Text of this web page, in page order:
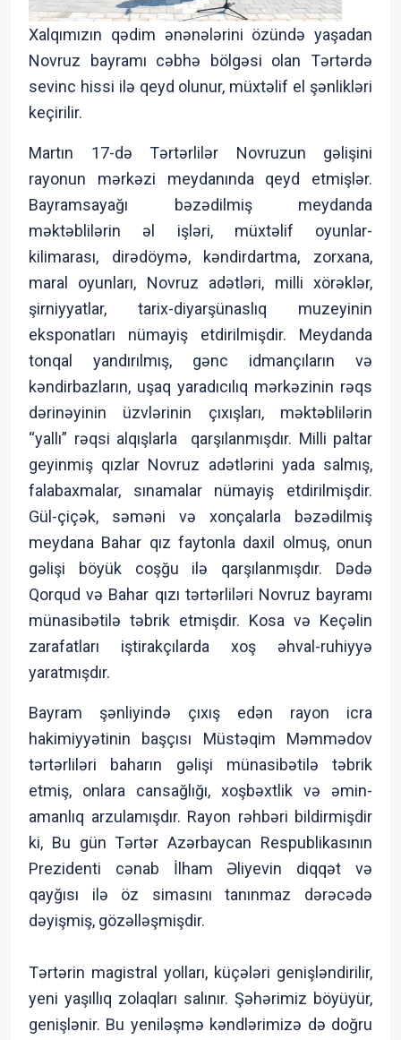
Xalqımızın qədim ənənələrini özündə yaşadan
Novruz bayramı cəbhə bölgəsi olan Tərtərdə
sevinc hissi ilə qeyd olunur, müxtəlif el şənlikləri
keçirilir.
Martın 17-də Tərtərlilər Novruzun gəlişini
rayonun mərkəzi meydanında qeyd etmişlər.
Bayramsayağı bəzədilmiş meydanda
məktəblilərin əl işləri, müxtəlif oyunlar-
kilimarası, dirədöymə, kəndirdartma, zorxana,
maral oyunları, Novruz adətləri, milli xörəklər,
şirniyyatlar, tarix-diyarşünaslıq muzeyinin
eksponatları nümayiş etdirilmişdir. Meydanda
tonqal yandırılmış, gənc idmançıların və
kəndirbazların, uşaq yaradıcılıq mərkəzinin rəqs
dərinəyinin üzvlərinin çıxışları, məktəblilərin
“yallı” rəqsi alqışlarla qarşılanmışdır. Milli paltar
geyinmiş qızlar Novruz adətlərini yada salmış,
falabaxmalar, sınamalar nümayiş etdirilmişdir.
Gül-çiçək, səməni və xonçalarla bəzədilmiş
meydana Bahar qız faytonla daxil olmuş, onun
gəlişi böyük coşğu ilə qarşılanmışdır. Dədə
Qorqud və Bahar qızı tərtərliləri Novruz bayramı
münasibətilə təbrik etmişdir. Kosa və Keçəlin
zarafatları iştirakçılarda xoş əhval-ruhiyyə
yaratmışdır.
Bayram şənliyində çıxış edən rayon icra
hakimiyyətinin başçısı Müstəqim Məmmədov
tərtərliləri baharın gəlişi münasibətilə təbrik
etmiş, onlara cansağlığı, xoşbəxtlik və əmin-
amanlıq arzulamışdır. Rayon rəhbəri bildirmişdir
ki, Bu gün Tərtər Azərbaycan Respublikasının
Prezidenti cənab İlham Əliyevin diqqət və
qayğısı ilə öz simasını tanınmaz dərəcədə
dəyişmiş, gözəlləşmişdir.
Tərtərin magistral yolları, küçələri genişləndirilir,
yeni yaşıllıq zolaqları salınır. Şəhərimiz böyüyür,
genişlənir. Bu yeniləşmə kəndlərimizə də doğru